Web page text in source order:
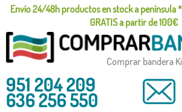
Envío 24/48h productos en stock a península
GRATIS a partir de 100€
Comprar bandera
951 204 209
636 256 550